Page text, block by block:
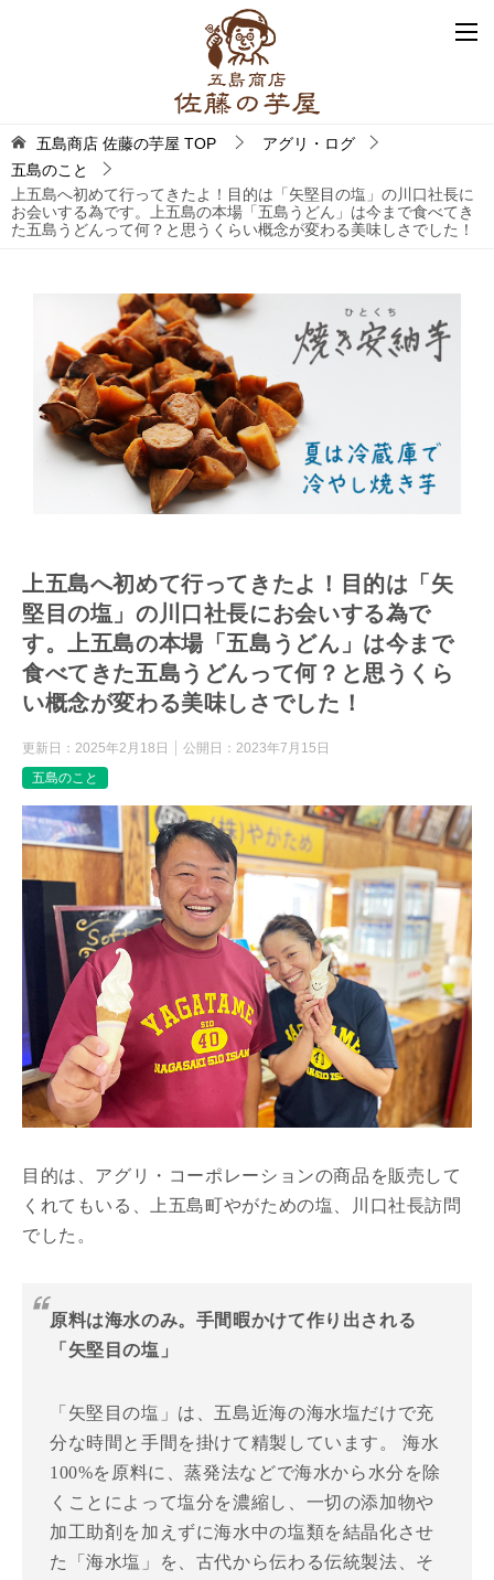
五島商店 佐藤の芋屋 TOP
アグリ・ログ
五島のこと
上五島へ初めて行ってきたよ！目的は「矢堅目の塩」の川口社長に
お会いする為です。上五島の本場「五島うどん」は今まで食べてき
た五島うどんって何？と思うくらい概念が変わる美味しさでした！
上五島へ初めて行ってきたよ！目的は「矢
堅目の塩」の川口社長にお会いする為で
す。上五島の本場「五島うどん」は今まで
食べてきた五島うどんって何？と思うくら
い概念が変わる美味しさでした！
更新日： 2025年2月18日 公開日： 2023年7月15日
五島のこと
目的は、アグリ・コーポレーションの商品を販売して
くれてもいる、上五島町やがための塩、川口社長訪問
でした。
原料は海水のみ。手間暇かけて作り出される
「矢堅目の塩」
「矢堅目の塩」は、五島近海の海水塩だけで充
分な時間と手間を掛けて精製しています。 海水
100%を原料に、蒸発法などで海水から水分を除
くことによって塩分を濃縮し、一切の添加物や
加工助剤を加えずに海水中の塩類を結晶化させ
た「海水塩」を、古代から伝わる伝統製法、そ